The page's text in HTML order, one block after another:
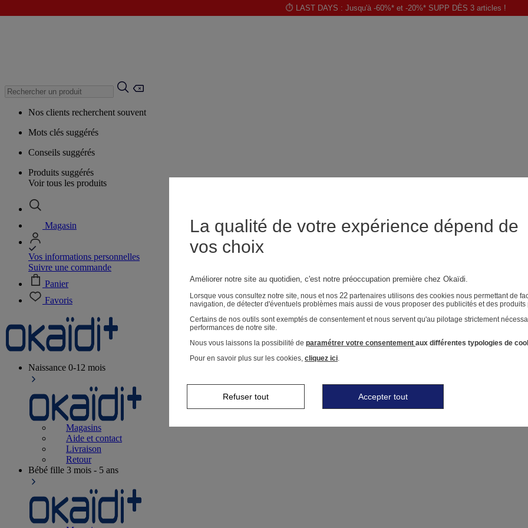
⏱️ LAST DAYS : Jusqu'à -60%* et -20%* SUPP DÈS 3 articles !
Nos clients recherchent souvent
Mots clés suggérés
Conseils suggérés
Produits suggérés
Voir tous les produits
Magasin
Vos informations personnelles
Suivre une commande
Panier
Favoris
Naissance 0-12 mois
Magasins
Aide et contact
Livraison
Retour
Bébé fille 3 mois - 5 ans
La qualité de votre expérience dépend de
vos choix
Améliorer notre site au quotidien, c'est notre préoccupation première chez Okaïdi.
Lorsque vous consultez notre site, nous et nos 22 partenaires utilisons des cookies nous permettant de
navigation, de détecter d'éventuels problèmes mais aussi de vous proposer des publicités et des
Certains de nos outils sont exemptés de consentement et nous servent qu'au pilotage strictement
performances de notre site.
Nous vous laissons la possibilité de paramétrer votre consentement aux différentes typologies de
Pour en savoir plus sur les cookies, cliquez ici.
Refuser tout Accepter tout